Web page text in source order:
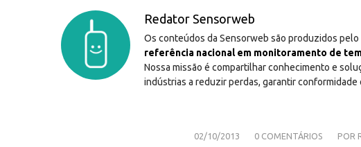
Redator Sensorweb
Os conteúdos da Sensorweb são produzidos pelo
referência nacional em monitoramento de
Nossa missão é compartilhar conhecimento e
indústrias a reduzir perdas, garantir conformidade
02/10/2013
/ 0 COMENTÁRIOS
/ POR